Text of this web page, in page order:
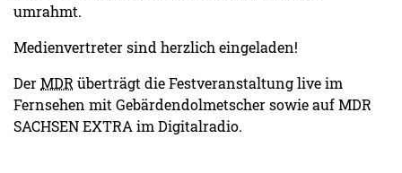
umrahmt.
Medienvertreter sind herzlich eingeladen!
DerMDR überträgt die Festveranstaltung live im
Fernsehen mit Gebärdendolmetscher sowie auf MDR
SACHSEN EXTRA im Digitalradio.